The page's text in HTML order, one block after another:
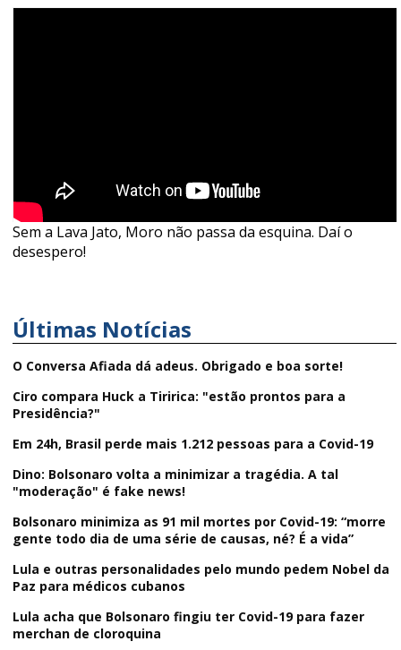
Sem a Lava Jato, Moro não passa da esquina. Daí o
desespero!
Últimas Notícias
O Conversa Afiada dá adeus. Obrigado e boa sorte!
Ciro compara Huck a Tiririca: "estão prontos para a
Presidência?"
Em 24h, Brasil perde mais 1.212 pessoas para a Covid-19
Dino: Bolsonaro volta a minimizar a tragédia. A tal
"moderação" é fake news!
Bolsonaro minimiza as 91 mil mortes por Covid-19: “morre
gente todo dia de uma série de causas, né? É a vida”
Lula e outras personalidades pelo mundo pedem Nobel da
Paz para médicos cubanos
Lula acha que Bolsonaro fingiu ter Covid-19 para fazer
merchan de cloroquina